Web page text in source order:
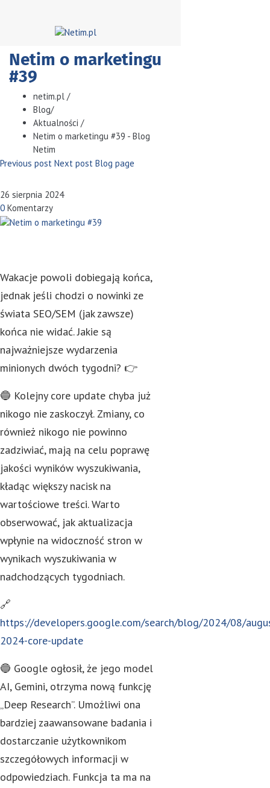
Netim o marketingu
#39
netim.pl /
Blog/
Aktualności /
Netim o marketingu #39 - Blog
Netim
Previous post Next post Blog page
26 sierpnia 2024
0 Komentarzy
Wakacje powoli dobiegają końca,
jednak jeśli chodzi o nowinki ze
świata SEO/SEM (jak zawsze)
końca nie widać. Jakie są
najważniejsze wydarzenia
minionych dwóch tygodni? 👉
🔵 Kolejny core update chyba już
nikogo nie zaskoczył. Zmiany, co
również nikogo nie powinno
zadziwiać, mają na celu poprawę
jakości wyników wyszukiwania,
kładąc większy nacisk na
wartościowe treści. Warto
obserwować, jak aktualizacja
wpłynie na widoczność stron w
wynikach wyszukiwania w
nadchodzących tygodniach.
🔗
https://developers.google.com/search/blog/2024/08/
2024-core-update
🔵 Google ogłosił, że jego model
AI, Gemini, otrzyma nową funkcję
„Deep Research”. Umożliwi ona
bardziej zaawansowane badania i
dostarczanie użytkownikom
szczegółowych informacji w
odpowiedziach. Funkcja ta ma na